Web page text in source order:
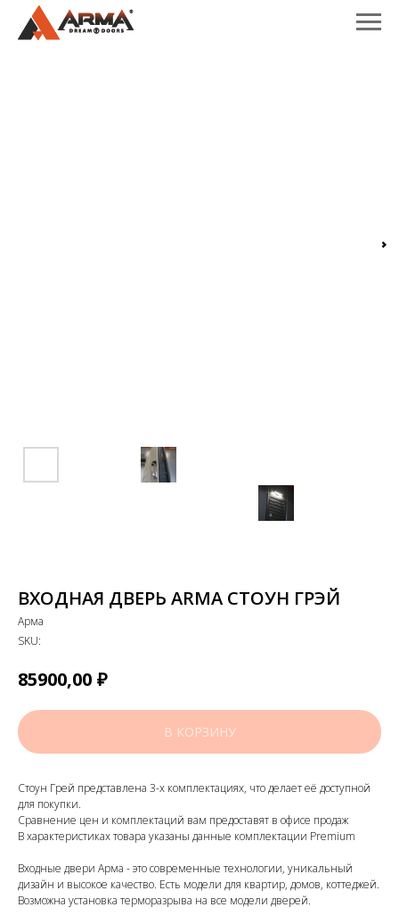
ВХОДНАЯ ДВЕРЬ ARMA СТОУН ГРЭЙ
Арма
SKU:
85900,00 ₽
В КОРЗИНУ
Стоун Грей представлена 3-х комплектациях, что делает её доступной
для покупки.
Сравнение цен и комплектаций вам предоставят в офисе продаж
В характеристиках товара указаны данные комплектации Premium
Входные двери Арма - это современные технологии, уникальный
дизайн и высокое качество. Есть модели для квартир, домов, коттеджей.
Возможна установка терморазрыва на все модели дверей.